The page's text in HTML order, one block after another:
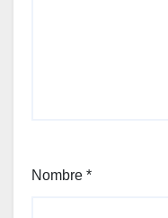
Nombre *